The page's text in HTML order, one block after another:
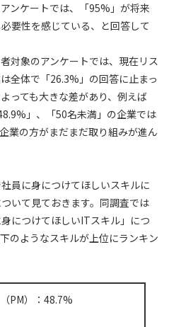
ンケートでは、「95%」が将来
要性を感じている、と回答して
対象のアンケートでは、現在リス
全体で「26.3%」の回答に止まっ
っても大きな差があり、例えば
」、「50名未満」の企業では
業の方がまだまだ取り組みが進ん
員に身につけてほしいスキルに
いて見ておきます。同調査では
につけてほしいITスキル」につ
のようなスキルが上位にランキン
PM）：48.7%